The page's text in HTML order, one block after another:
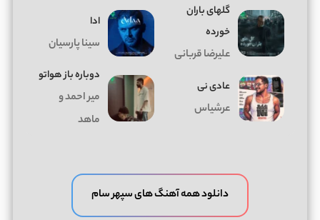
گلهای باران
خورده
علیرضا قربانی
ادا
سینا پارسیان
عادی نی
عرشیاس
دوباره باز هواتو
میر احمد و
ماهد
دانلود همه آهنگ های سپهر سام